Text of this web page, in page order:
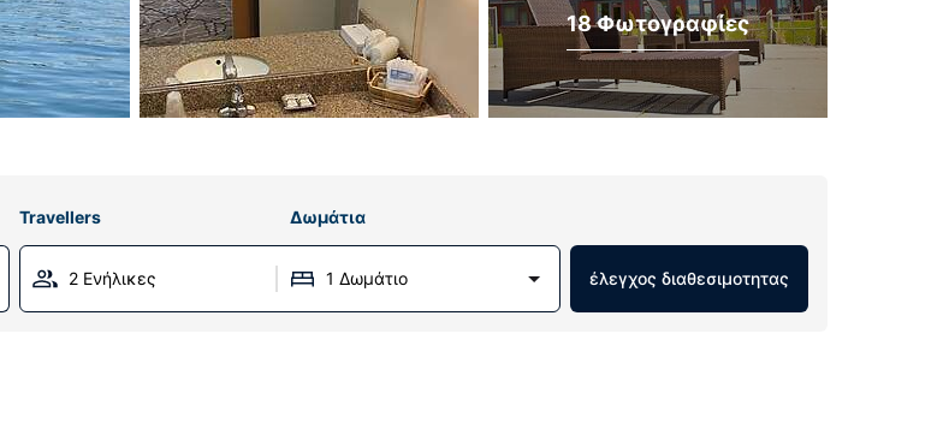
18 Φωτογραφίες
Travellers Δωμάτια
2 Ενήλικες 1 Δωμάτιο έλεγχος διαθεσιμοτητας